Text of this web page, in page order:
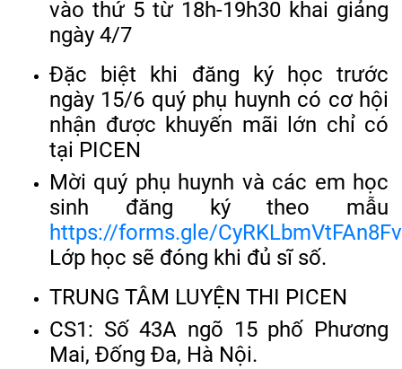
vào thứ 5 từ 18h-19h30 khai giảng
ngày 4/7
Đặc biệt khi đăng ký học trước
ngày 15/6 quý phụ huynh có cơ hội
nhận được khuyến mãi lớn chỉ có
tại PICEN
Mời quý phụ huynh và các em học
sinh đăng ký theo mẫu
https://forms.gle/
Lớp học sẽ đóng khi đủ sĩ số.
TRUNG TÂM LUYỆN THI PICEN
CS1: Số 43A ngõ 15 phố Phương
Mai, Đống Đa, Hà Nội.